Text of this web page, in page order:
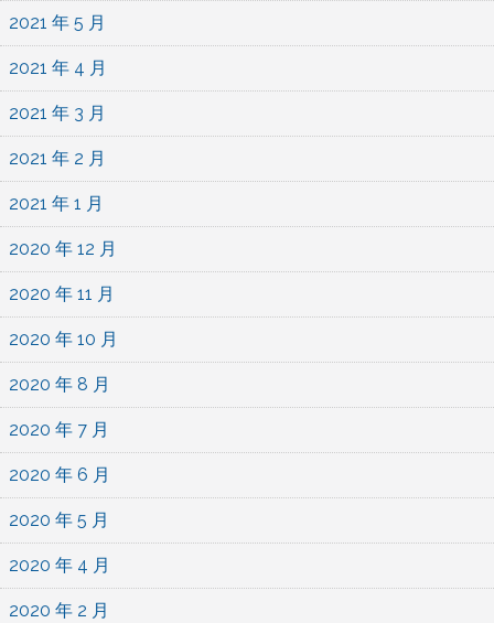
2021 年 5 月
2021 年 4 月
2021 年 3 月
2021 年 2 月
2021 年 1 月
2020 年 12 月
2020 年 11 月
2020 年 10 月
2020 年 8 月
2020 年 7 月
2020 年 6 月
2020 年 5 月
2020 年 4 月
2020 年 2 月